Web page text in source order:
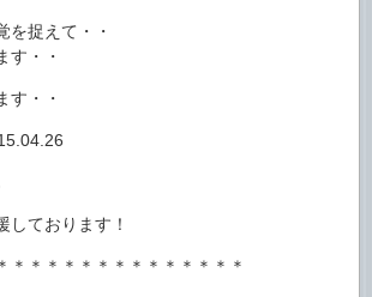
を捉えて・・
す・・
す・・
しております！
＊＊＊＊＊＊＊＊＊＊＊＊＊＊